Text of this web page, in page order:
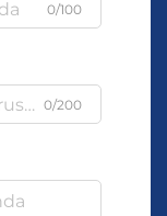
0/100
0/200